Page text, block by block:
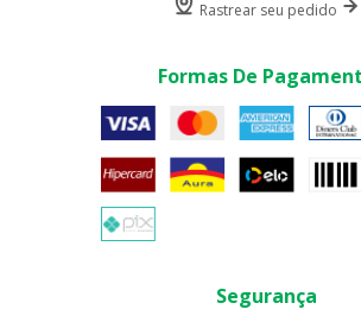
Rastrear seu pedido
Formas De
Segurança